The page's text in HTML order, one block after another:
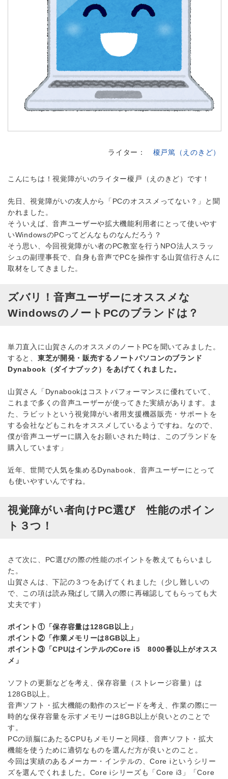
ライター： 榎戸篤（えのきど）
こんにちは！視覚障がいのライター榎戸（えのきど）です！
先日、視覚障がいの友人から「PCのオススメってない？」と聞
かれました。
そういえば、音声ユーザーや拡大機能利用者にとって使いやす
いWindowsのPCってどんなものなんだろう？
そう思い、今回視覚障がい者のPC教室を行うNPO法人スラッ
シュの副理事長で、自身も音声でPCを操作する山賀信行さんに
取材をしてきました。
ズバリ！音声ユーザーにオススメな
WindowsのノートPCのブランドは？
単刀直入に山賀さんのオススメのノートPCを聞いてみました。
すると、 東芝が開発・販売するノートパソコンのブランド
Dynabook（ダイナブック）をあげてくれました。
山賀さん「Dynabookはコストパフォーマンスに優れていて、
これまで多くの音声ユーザーが使ってきた実績があります。ま
た、ラビットという視覚障がい者用支援機器販売・サポートを
する会社などもこれをオススメしているようですね。なので、
僕が音声ユーザーに購入をお願いされた時は、このブランドを
購入しています」
近年、世間で人気を集めるDynabook、音声ユーザーにとって
も使いやすいんですね。
視覚障がい者向けPC選び 性能のポイン
ト３つ！
さて次に、PC選びの際の性能のポイントを教えてもらいまし
た。
山賀さんは、下記の３つをあげてくれました（少し難しいの
で、この項は読み飛ばして購入の際に再確認してもらっても大
丈夫です）
ポイント①「保存容量は128GB以上」
ポイント②「作業メモリーは8GB以上」
ポイント③「CPUはインテルのCore i5 8000番以上がオスス
メ」
ソフトの更新などを考え、保存容量（ストレージ容量）は
128GB以上。
音声ソフト・拡大機能の動作のスピードを考え、作業の際に一
時的な保存容量を示すメモリーは8GB以上が良いとのことで
す。
PCの頭脳にあたるCPUもメモリーと同様、音声ソフト・拡大
機能を使うために適切なものを選んだ方が良いとのこと。
今回は実績のあるメーカー・インテルの、Core iというシリー
ズを選んでくれました。Core iシリーズも「Core i3」「Core